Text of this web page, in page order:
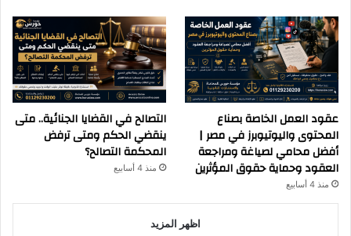
عقود العمل الخاصة بصناع
المحتوى واليوتيوبرز في مصر |
أفضل محامي لصياغة ومراجعة
العقود وحماية حقوق المؤثرين
منذ 4 أسابيع
التصالح في القضايا الجنائية.. متى
ينقضي الحكم ومتى ترفض
المحكمة التصالح؟
منذ 4 أسابيع
اظهر المزيد